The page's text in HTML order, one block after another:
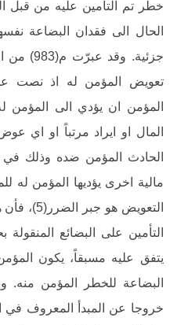
خطر تم التأمين عليه من قبل
الحال الى فقدان البضاعة
جزئية.
تعويض المؤمن له اذ نصت
المؤمن ان يؤدي الى المؤمن
المال او ايراد مرتباً او اي
الحادث المؤمن ضده وذلك
مالية اخرى يؤديها المؤمن له
التعويض
التأمين على البضائع
يتفق عليه مسبقاً، يكون
البضاعة للخطر المؤمن منه.
خروجا عن المبدأ المعروف في